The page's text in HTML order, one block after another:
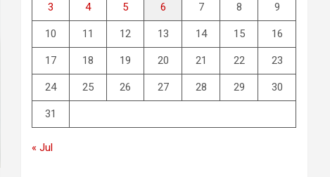
3 4 5 6 7 8 9
10 11 12 13 14 15 16
17 18 19 20 21 22 23
24 25 26 27 28 29 30
31
« Jul